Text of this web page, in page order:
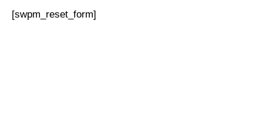
[swpm_reset_form]